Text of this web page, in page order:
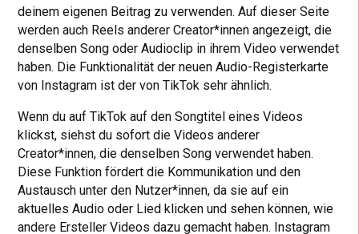
deinem eigenen Beitrag zu verwenden. Auf dieser Seite
werden auch Reels anderer Creator*innen angezeigt, die
denselben Song oder Audioclip in ihrem Video verwendet
haben. Die Funktionalität der neuen Audio-Registerkarte
von Instagram ist der von TikTok sehr ähnlich.
Wenn du auf TikTok auf den Songtitel eines Videos
klickst, siehst du sofort die Videos anderer
Creator*innen, die denselben Song verwendet haben.
Diese Funktion fördert die Kommunikation und den
Austausch unter den Nutzer*innen, da sie auf ein
aktuelles Audio oder Lied klicken und sehen können, wie
andere Ersteller Videos dazu gemacht haben. Instagram